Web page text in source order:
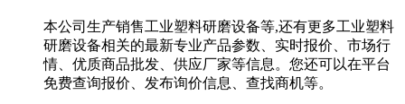
本公司生产销售工业塑料研磨设备等,还有更多工业塑料
研磨设备相关的最新专业产品参数、实时报价、市场行
情、优质商品批发、供应厂家等信息。您还可以在平台
免费查询报价、发布询价信息、查找商机等。